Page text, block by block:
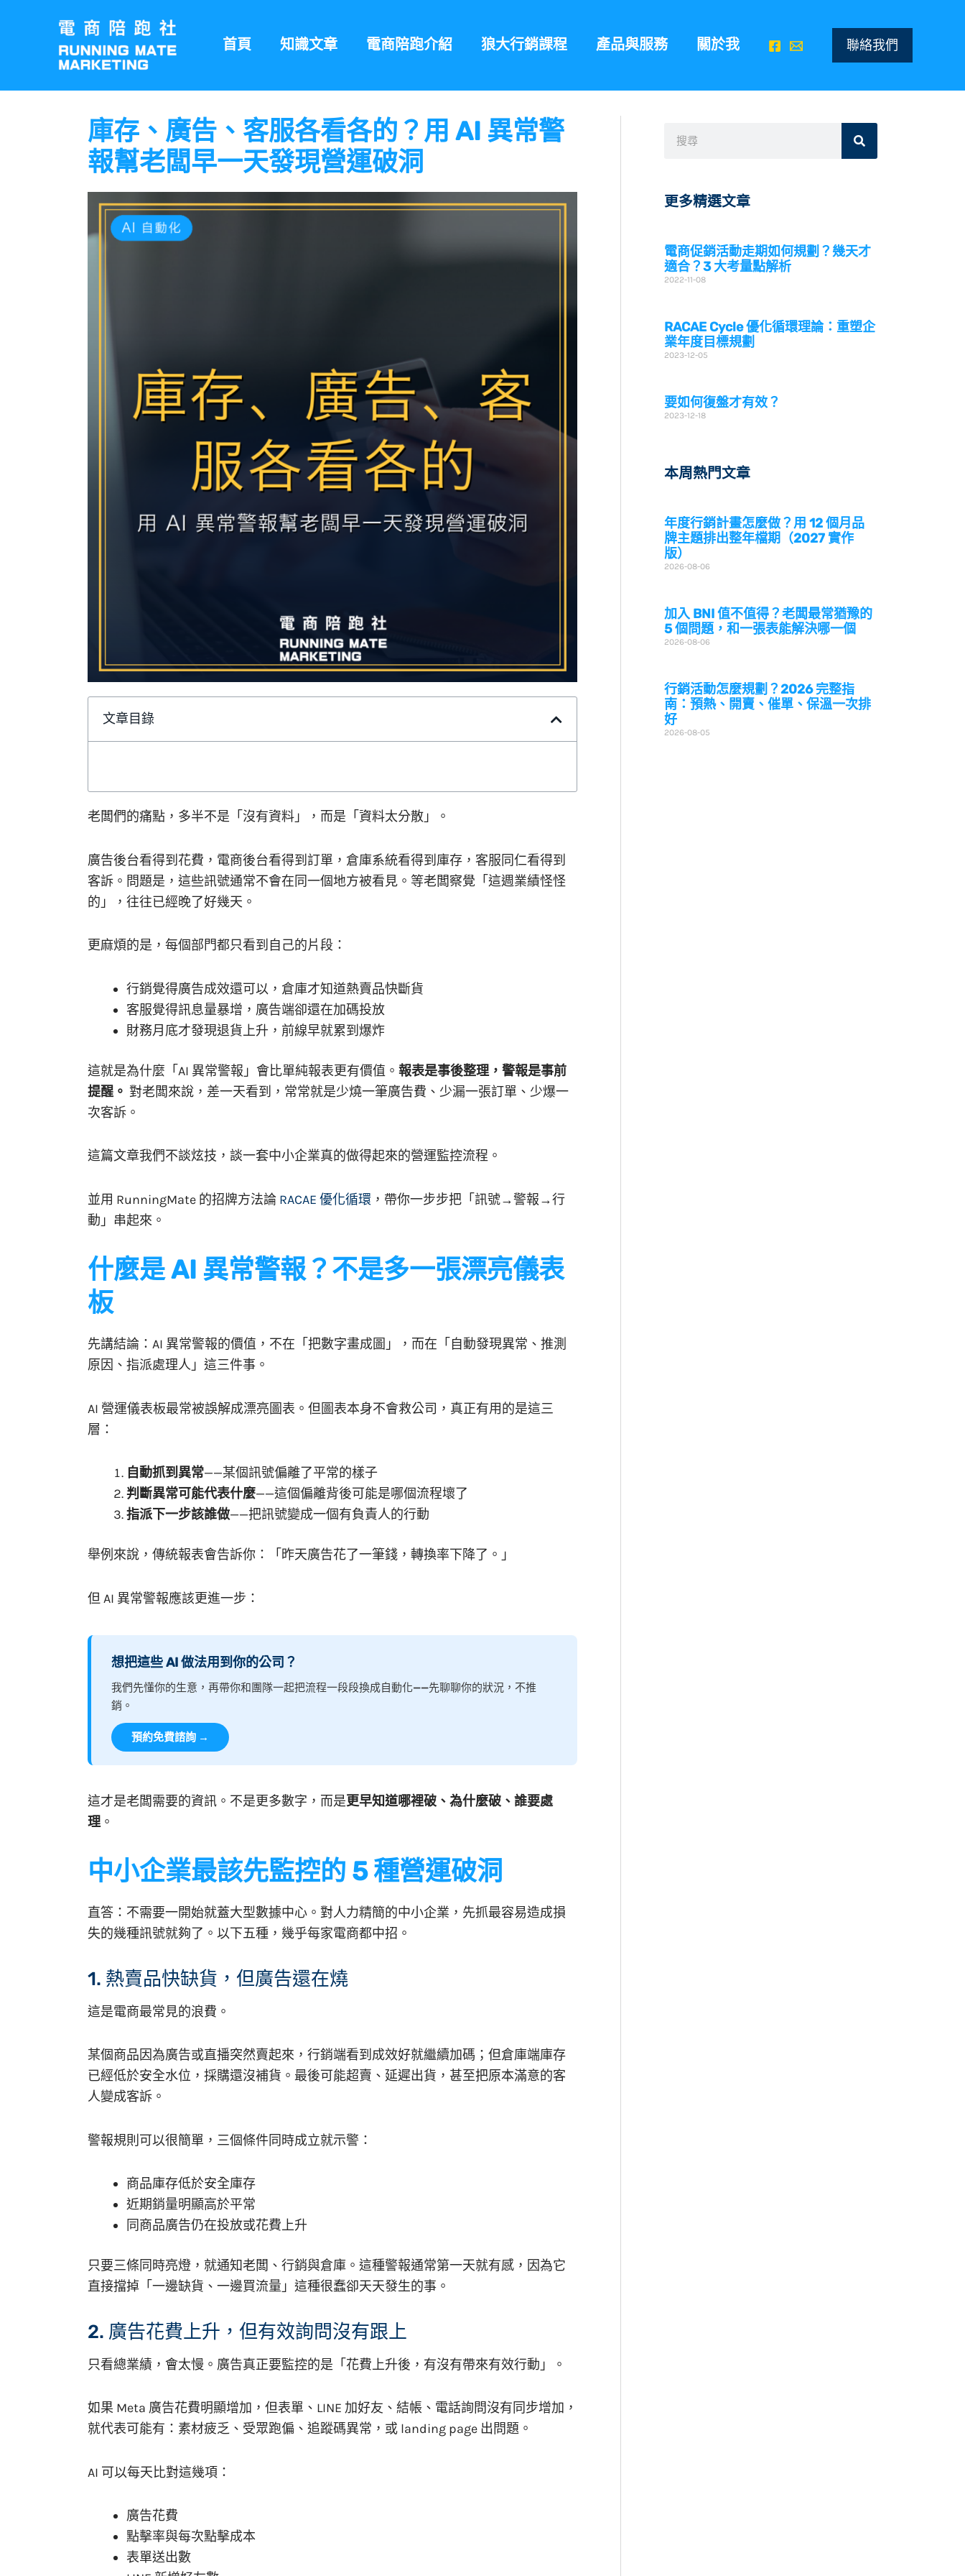
內
首頁 知識文章 電商陪跑介紹 狼大行銷課程 產品與服務 關於我 聯絡我們
庫存、廣告、客服各看各的？用 AI 異常警
報幫老闆早一天發現營運破洞
文章目錄
老闆們的痛點，多半不是「沒有資料」，而是「資料太分散」。
廣告後台看得到花費，電商後台看得到訂單，倉庫系統看得到庫存，客服同仁看得到
客訴。問題是，這些訊號通常不會在同一個地方被看見。等老闆察覺「這週業績怪怪
的」，往往已經晚了好幾天。
更麻煩的是，每個部門都只看到自己的片段：
行銷覺得廣告成效還可以，倉庫才知道熱賣品快斷貨
客服覺得訊息量暴增，廣告端卻還在加碼投放
財務月底才發現退貨上升，前線早就累到爆炸
這就是為什麼「AI 異常警報」會比單純報表更有價值。 報表是事後整理，警報是事前
提醒。 對老闆來說，差一天看到，常常就是少燒一筆廣告費、少漏一張訂單、少爆一
次客訴。
這篇文章我們不談炫技，談一套中小企業真的做得起來的營運監控流程。
並用 RunningMate 的招牌方法論 RACAE 優化循環 ，帶你一步步把「訊號→警報→行
動」串起來。
什麼是 AI 異常警報？不是多一張漂亮儀表
板
先講結論：AI 異常警報的價值，不在「把數字畫成圖」，而在「自動發現異常、推測
原因、指派處理人」這三件事。
AI 營運儀表板最常被誤解成漂亮圖表。但圖表本身不會救公司，真正有用的是這三
層：
自動抓到異常——某個訊號偏離了平常的樣子
判斷異常可能代表什麼——這個偏離背後可能是哪個流程壞了
指派下一步該誰做——把訊號變成一個有負責人的行動
舉例來說，傳統報表會告訴你：「昨天廣告花了一筆錢，轉換率下降了。」
但 AI 異常警報應該更進一步：
想把這些 AI 做法用到你的公司？
我們先懂你的生意，再帶你和團隊一起把流程一段段換成自動化——先聊聊你的狀況，不推
銷。
預約免費諮詢 →
這才是老闆需要的資訊。不是更多數字，而是更早知道哪裡破、為什麼破、誰要處
理。
中小企業最該先監控的 5 種營運破洞
直答：不需要一開始就蓋大型數據中心。對人力精簡的中小企業，先抓最容易造成損
失的幾種訊號就夠了。以下五種，幾乎每家電商都中招。
1. 熱賣品快缺貨，但廣告還在燒
這是電商最常見的浪費。
某個商品因為廣告或直播突然賣起來，行銷端看到成效好就繼續加碼；但倉庫端庫存
已經低於安全水位，採購還沒補貨。最後可能超賣、延遲出貨，甚至把原本滿意的客
人變成客訴。
警報規則可以很簡單，三個條件同時成立就示警：
商品庫存低於安全庫存
近期銷量明顯高於平常
同商品廣告仍在投放或花費上升
只要三條同時亮燈，就通知老闆、行銷與倉庫。這種警報通常第一天就有感，因為它
直接擋掉「一邊缺貨、一邊買流量」這種很蠢卻天天發生的事。
2. 廣告花費上升，但有效詢問沒有跟上
只看總業績，會太慢。廣告真正要監控的是「花費上升後，有沒有帶來有效行動」。
如果 Meta 廣告花費明顯增加，但表單、LINE 加好友、結帳、電話詢問沒有同步增加，
就代表可能有：素材疲乏、受眾跑偏、追蹤碼異常，或 landing page 出問題。
AI 可以每天比對這幾項：
廣告花費
點擊率與每次點擊成本
表單送出數
搜
更多精選文章
電商促銷活動走期如何規劃？幾天才
適合？3 大考量點解析
2022-11-08
RACAE Cycle 優化循環理論：重塑企
業年度目標規劃
2023-12-05
要如何復盤才有效？
2023-12-18
本周熱門文章
年度行銷計畫怎麼做？用 12 個月品
牌主題排出整年檔期（2027 實作
版）
2026-08-06
加入 BNI 值不值得？老闆最常猶豫的
5 個問題，和一張表能解決哪一個
2026-08-06
行銷活動怎麼規劃？2026 完整指
南：預熱、開賣、催單、保溫一次排
好
2026-08-05